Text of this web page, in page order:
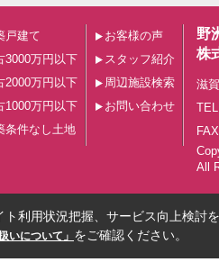
戸建て
3000万円以下
2000万円以下
1000万円以下
条件なし土地
お客様の声
スタッフ紹介
周辺施設検索
お問い合わせ
野
株
滋
All
利用状況把握、サービス向上検討
いについて」 をご確認ください。